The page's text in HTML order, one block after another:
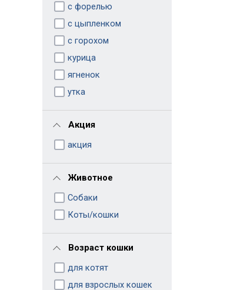
с форелью
с цыпленком
с горохом
курица
ягненок
утка
Акция
акция
Животное
Собаки
Коты/кошки
Возраст кошки
для котят
для взрослых кошек